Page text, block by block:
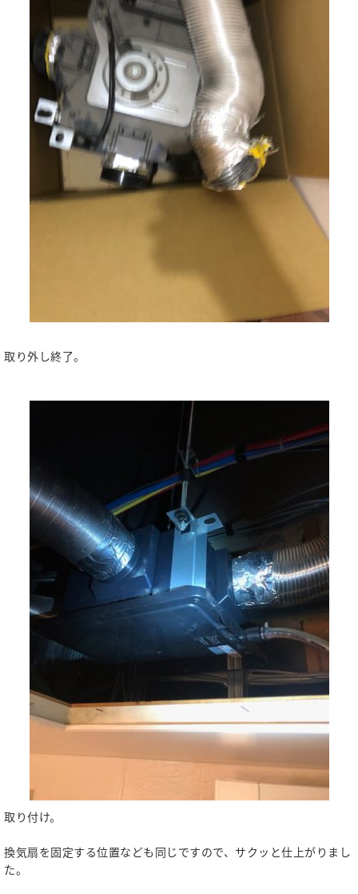
取り外し終了。
取り付け。
換気扇を固定する位置なども同じですので、サクッと仕上がりまし
た。